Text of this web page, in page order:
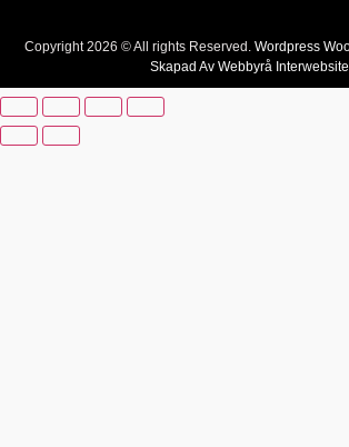
Copyright 2026 © All rights Reserved. Wordpress
Skapad Av Webbyrå Interwebsite